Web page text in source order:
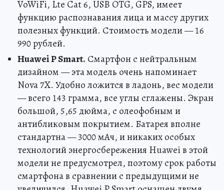
VoWiFi, Lte Cat 6, USB OTG, GPS, имеет
функцию распознавания лица и массу других
полезных функций. Стоимость модели — 16
990 рублей.
Huawei P Smart. Смартфон с нейтральным
дизайном — эта модель очень напоминает
Nova 7X. Удобно ложится в ладонь, вес модели
— всего 143 грамма, все углы сглажены. Экран
большой, 5,65 дюйма, с олеофобным и
антибликовым покрытием. Батарея вполне
стандартна — 3000 мАч, и никаких особых
технологий энергосбережения Huawei в этой
модели не предусмотрел, поэтому срок работы
смартфона в сравнении с предыдущими не